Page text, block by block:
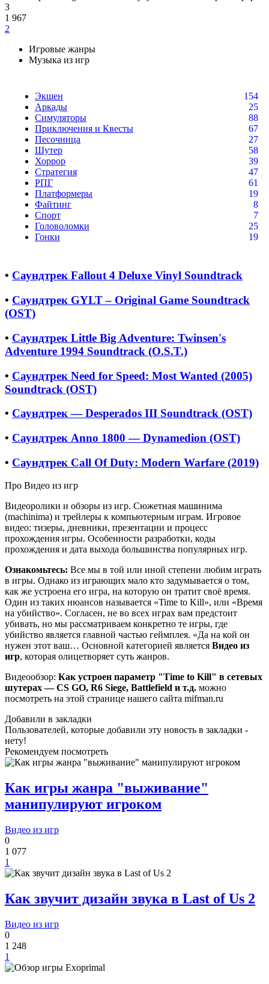
3
1 967
2
Игровые жанры
Музыка из игр
Экшен
154
Аркады
25
Симуляторы
88
Приключения и Квесты
67
Песочница
27
Шутер
58
Хоррор
39
Стратегия
47
РПГ
61
Платформеры
19
Файтинг
8
Спорт
7
Головоломки
25
Гонки
19
• Саундтрек Fallout 4 Deluxe Vinyl Soundtrack
• Саундтрек GYLT – Original Game Soundtrack
(OST)
• Саундтрек Little Big Adventure: Twinsen's
Adventure 1994 Soundtrack (O.S.T.)
• Саундтрек Need for Speed: Most Wanted (2005)
Soundtrack (OST)
• Саундтрек — Desperados III Soundtrack (OST)
• Саундтрек Anno 1800 — Dynamedion (OST)
• Саундтрек Call Of Duty: Modern Warfare (2019)
Про Видео из игр
Видеоролики и обзоры из игр. Сюжетная машинима
(machinima) и трейлеры к компьютерным играм. Игровое
видео: тизеры, дневники, презентации и процесс
прохождения игры. Особенности разработки, коды
прохождения и дата выхода большинства популярных игр.
Ознакомьтесь: Все мы в той или иной степени любим играть
в игры. Однако из играющих мало кто задумывается о том,
как же устроена его игра, на которую он тратит своё время.
Один из таких нюансов называется «Time to Kill», или «Время
на убийство». Согласен, не во всех играх вам предстоит
убивать, но мы рассматриваем конкретно те игры, где
убийство является главной частью геймплея. «Да на кой он
нужен этот ваш… Основной категорией является Видео из
игр, которая олицетворяет суть жанров.
Видеообзор: Как устроен параметр "Time to Kill" в сетевых
шутерах — CS GO, R6 Siege, Battlefield и т.д. можно
посмотреть на этой странице нашего сайта mifman.ru
Добавили в закладки
Пользователей, которые добавили эту новость в закладки -
нету!
Рекомендуем посмотреть
Как игры жанра "выживание"
манипулируют игроком
Видео из игр
0
1 077
1
Как звучит дизайн звука в Last of Us 2
Видео из игр
0
1 248
1